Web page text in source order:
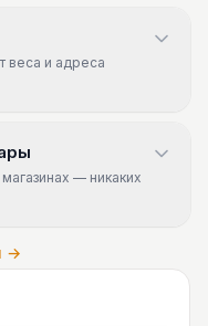
веса и адреса
— никаких
→